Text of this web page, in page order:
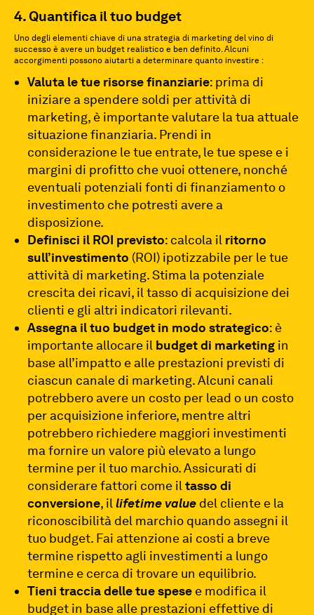
4. Quantifica il tuo budget
Uno degli elementi chiave di una strategia di marketing del vino di
successo è avere un budget realistico e ben definito. Alcuni
accorgimenti possono aiutarti a determinare quanto investire :
Valuta le tue risorse finanziarie: prima di
iniziare a spendere soldi per attività di
marketing, è importante valutare la tua attuale
situazione finanziaria. Prendi in
considerazione le tue entrate, le tue spese e i
margini di profitto che vuoi ottenere, nonché
eventuali potenziali fonti di finanziamento o
investimento che potresti avere a
disposizione.
Definisci il ROI previsto: calcola il ritorno
sull’investimento (ROI) ipotizzabile per le tue
attività di marketing. Stima la potenziale
crescita dei ricavi, il tasso di acquisizione dei
clienti e gli altri indicatori rilevanti.
Assegna il tuo budget in modo strategico: è
importante allocare il budget di marketing in
base all’impatto e alle prestazioni previsti di
ciascun canale di marketing. Alcuni canali
potrebbero avere un costo per lead o un costo
per acquisizione inferiore, mentre altri
potrebbero richiedere maggiori investimenti
ma fornire un valore più elevato a lungo
termine per il tuo marchio. Assicurati di
considerare fattori come iltasso di
conversione, illifetime value del cliente e la
riconoscibilità del marchio quando assegni il
tuo budget. Fai attenzione ai costi a breve
termine rispetto agli investimenti a lungo
termine e cerca di trovare un equilibrio.
Tieni traccia delle tue spese e modifica il
budget in base alle prestazioni effettive di